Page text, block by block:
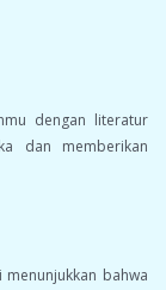
dengan literatur
dan memberikan
bahwa